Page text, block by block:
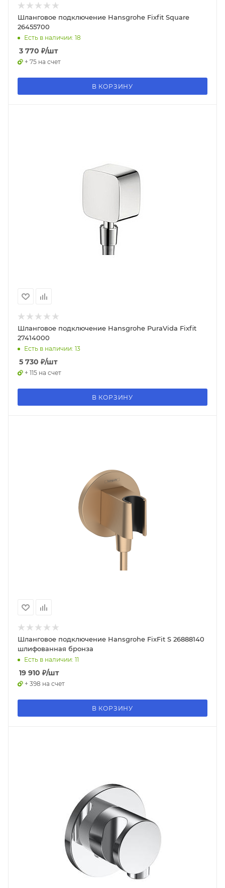
Шланговое подключение Hansgrohe Fixfit Square
26455700
Есть в наличии: 18
3 770 ₽/шт
+ 75 на счет
В КОРЗИНУ
Шланговое подключение Hansgrohe PuraVida Fixfit
27414000
Есть в наличии: 13
5 730 ₽/шт
+ 115 на счет
В КОРЗИНУ
Шланговое подключение Hansgrohe FixFit S 26888140
шлифованная бронза
Есть в наличии: 11
19 910 ₽/шт
+ 398 на счет
В КОРЗИНУ